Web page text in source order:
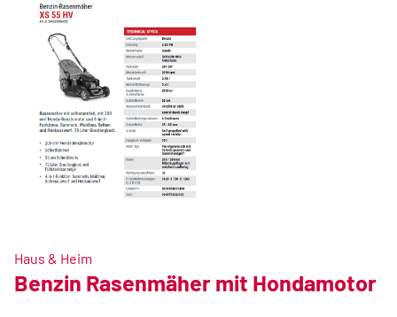
Haus & Heim
Benzin Rasenmäher mit Hondamotor